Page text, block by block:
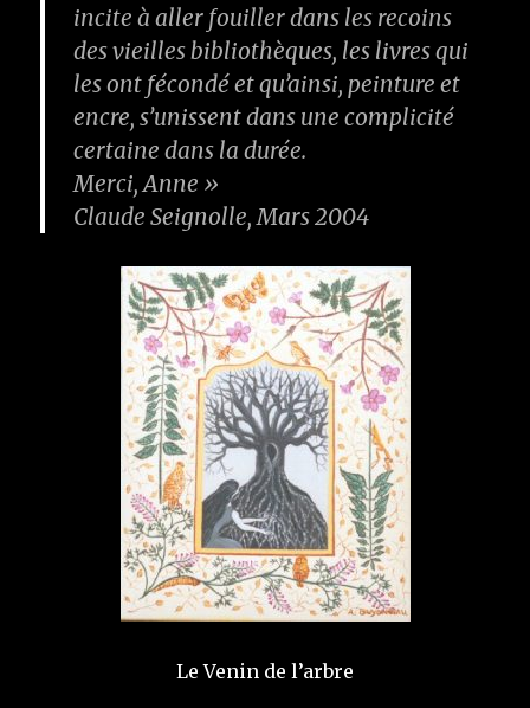
incite à aller fouiller dans les recoins
des vieilles bibliothèques, les livres qui
les ont fécondé et qu’ainsi, peinture et
encre, s’unissent dans une complicité
certaine dans la durée.
Merci, Anne »
Claude Seignolle, Mars 2004
Le Venin de l’arbre